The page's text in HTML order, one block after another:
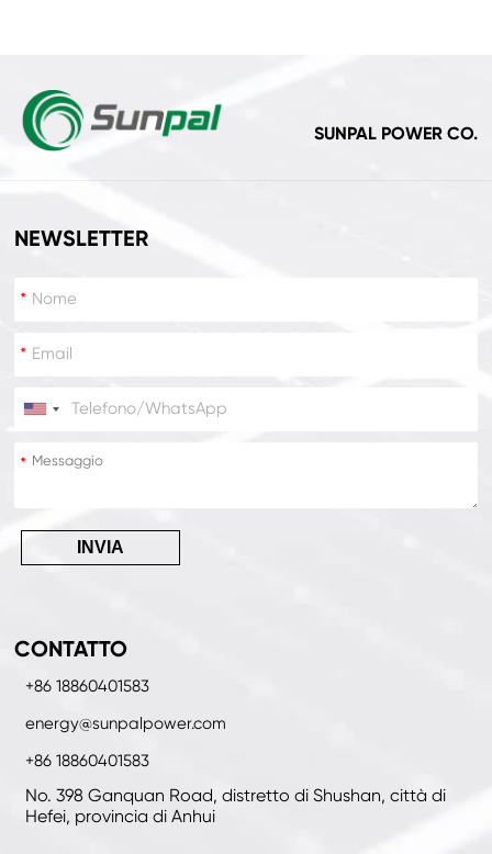
SUNPAL POWER CO.
NEWSLETTER
*
*
*
*
INVIA
CONTATTO
+86 18860401583
energy@sunpalpower.com
+86 18860401583
No. 398 Ganquan Road, distretto di Shushan, città di
Hefei, provincia di Anhui